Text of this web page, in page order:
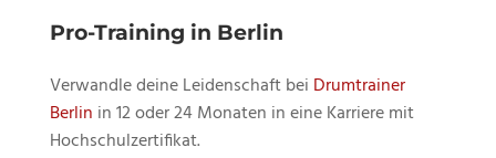
Pro-Training in Berlin
Verwandle deine Leidenschaft bei Drumtrainer
Berlin in 12 oder 24 Monaten in eine Karriere mit
Hochschulzertifikat.